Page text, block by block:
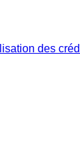
des